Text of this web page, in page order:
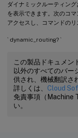
ダイナミックルーティン
を表示できます。次のコ
アクセスし、コマンドのリ
` dynamic_routing? `
この製品ドキュメン
以外のすべてのバー
供され、機械翻訳さ
詳しくは、 Cloud
免責事項（Machine
い。